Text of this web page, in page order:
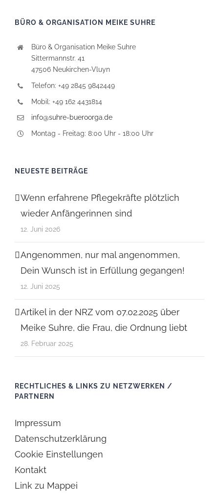
BÜRO & ORGANISATION MEIKE SUHRE
Büro & Organisation Meike Suhre
Sittermannstr. 41
47506 Neukirchen-Vluyn
Telefon: +49 2845 9842449
Mobil: +49 162 4431814
info@suhre-bueroorga.de
Montag - Freitag: 8:00 Uhr - 18:00 Uhr
NEUESTE BEITRÄGE
Wenn erfahrene Pflegekräfte plötzlich
wieder Anfängerinnen sind
12. Juni 2026
Angenommen, nur mal angenommen,
Dein Wunsch ist in Erfüllung gegangen!
12. Juni 2025
Artikel in der NRZ vom 07.02.2025 über
Meike Suhre, die Frau, die Ordnung liebt
28. Februar 2025
RECHTLICHES & LINKS ZU NETZWERKEN /
PARTNERN
Impressum
Datenschutzerklärung
Cookie Einstellungen
Kontakt
Link zu Mappei